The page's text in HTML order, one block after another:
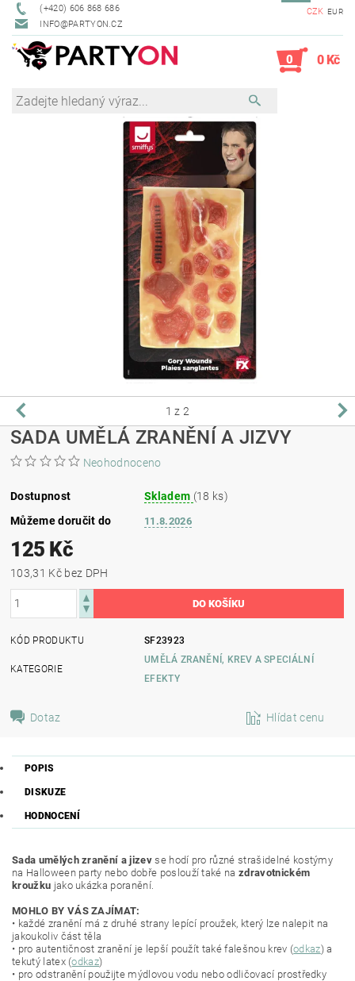
(+420) 606 868 686
INFO@PARTYON.CZ
CZK EUR
0 0 Kč
1 z 2
SADA UMĚLÁ ZRANĚNÍ A JIZVY
Neohodnoceno
Dostupnost Skladem (18 ks)
Můžeme doručit do
11.8.2026
125 Kč
103,31 Kč bez DPH
KÓD PRODUKTU SF23923
KATEGORIE
UMĚLÁ ZRANĚNÍ, KREV A SPECIÁLNÍ
EFEKTY
Dotaz Hlídat cenu
POPIS
DISKUZE
HODNOCENÍ
Sada umělých zranění a jizevse hodí pro různé strašidelné kostýmy
na Halloween party nebo dobře poslouží také nazdravotnickém
kroužku jako ukázka poranění.
MOHLO BY VÁS ZAJÍMAT:
• každé zranění má z druhé strany lepící proužek, který lze nalepit na
jakoukoliv část těla
• pro autentičnost zranění je lepší použít také falešnou krev (odkaz) a
tekutý latex (odkaz)
• pro odstranění použijte mýdlovou vodu nebo odličovací prostředky